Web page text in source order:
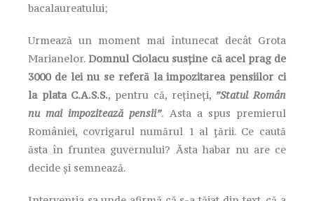
bacalaureatului;
Urmează un moment mai întunecat decât Grota
Marianelor.Domnul Ciolacu susține că acel prag de
3000 de lei nu se referă la impozitarea pensiilor ci
la plata C.A.S.S., pentru că, rețineți, ”Statul Român
nu mai impozitează pensii”. Asta a spus premierul
României, covrigarul numărul 1 al țării. Ce caută
ăsta în fruntea guvernului? Ăsta habar nu are ce
decide și semnează.